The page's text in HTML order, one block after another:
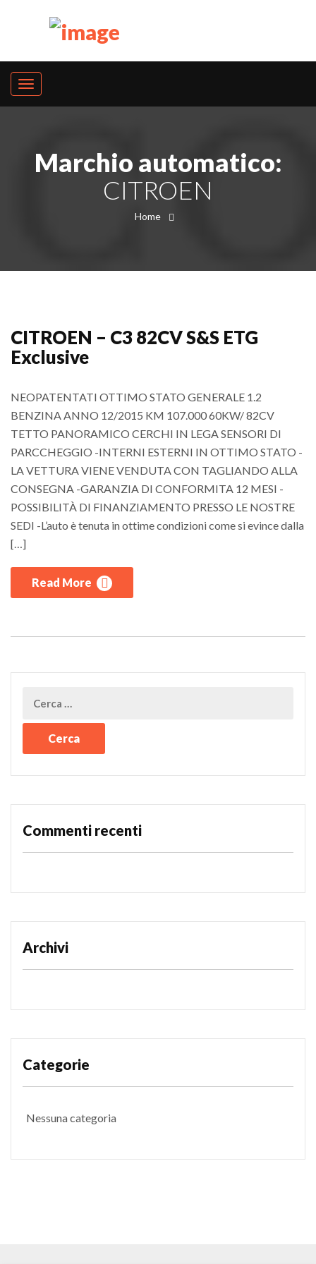
Marchio automatico:
CITROEN
Home
CITROEN – C3 82CV S&S ETG
Exclusive
NEOPATENTATI OTTIMO STATO GENERALE 1.2
BENZINA ANNO 12/2015 KM 107.000 60KW/ 82CV
TETTO PANORAMICO CERCHI IN LEGA SENSORI DI
PARCCHEGGIO -INTERNI ESTERNI IN OTTIMO STATO -
LA VETTURA VIENE VENDUTA CON TAGLIANDO ALLA
CONSEGNA -GARANZIA DI CONFORMITA 12 MESI -
POSSIBILITÀ DI FINANZIAMENTO PRESSO LE NOSTRE
SEDI -L’auto è tenuta in ottime condizioni come si evince dalla
[…]
Read More
Commenti recenti
Archivi
Categorie
Nessuna categoria